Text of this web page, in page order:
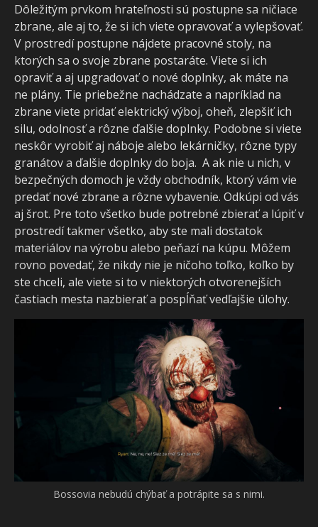
Dôležitým prvkom hrateľnosti sú postupne sa ničiace
zbrane, ale aj to, že si ich viete opravovať a vylepšovať.
V prostredí postupne nájdete pracovné stoly, na
ktorých sa o svoje zbrane postaráte. Viete si ich
opraviť a aj upgradovať o nové doplnky, ak máte na
ne plány. Tie priebežne nachádzate a napríklad na
zbrane viete pridať elektrický výboj, oheň, zlepšiť ich
silu, odolnosť a rôzne ďalšie doplnky. Podobne si viete
neskôr vyrobiť aj náboje alebo lekárničky, rôzne typy
granátov a ďalšie doplnky do boja. A ak nie u nich, v
bezpečných domoch je vždy obchodník, ktorý vám vie
predať nové zbrane a rôzne vybavenie. Odkúpi od vás
aj šrot. Pre toto všetko bude potrebné zbierať a lúpiť v
prostredí takmer všetko, aby ste mali dostatok
materiálov na výrobu alebo peňazí na kúpu. Môžem
rovno povedať, že nikdy nie je ničoho toľko, koľko by
ste chceli, ale viete si to v niektorých otvorenejších
častiach mesta nazbierať a pospĺňať vedľajšie úlohy.
Bossovia nebudú chýbať a potrápite sa s nimi.